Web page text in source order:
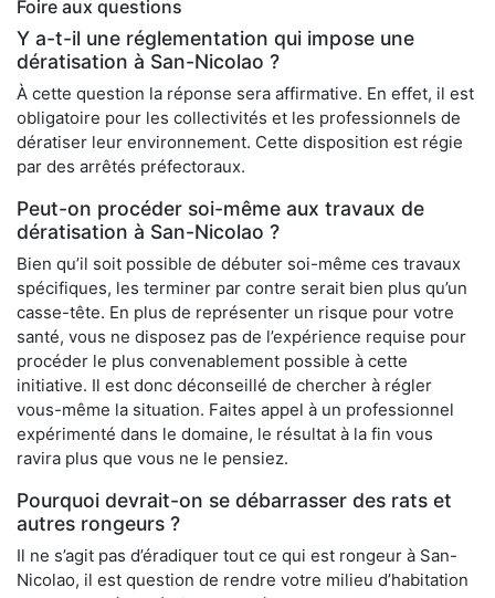
Foire aux questions
Y a-t-il une réglementation qui impose une
dératisation à San-Nicolao ?
À cette question la réponse sera affirmative. En effet, il est
obligatoire pour les collectivités et les professionnels de
dératiser leur environnement. Cette disposition est régie
par des arrêtés préfectoraux.
Peut-on procéder soi-même aux travaux de
dératisation à San-Nicolao ?
Bien qu’il soit possible de débuter soi-même ces travaux
spécifiques, les terminer par contre serait bien plus qu’un
casse-tête. En plus de représenter un risque pour votre
santé, vous ne disposez pas de l’expérience requise pour
procéder le plus convenablement possible à cette
initiative. Il est donc déconseillé de chercher à régler
vous-même la situation. Faites appel à un professionnel
expérimenté dans le domaine, le résultat à la fin vous
ravira plus que vous ne le pensiez.
Pourquoi devrait-on se débarrasser des rats et
autres rongeurs ?
Il ne s’agit pas d’éradiquer tout ce qui est rongeur à San-
Nicolao, il est question de rendre votre milieu d’habitation